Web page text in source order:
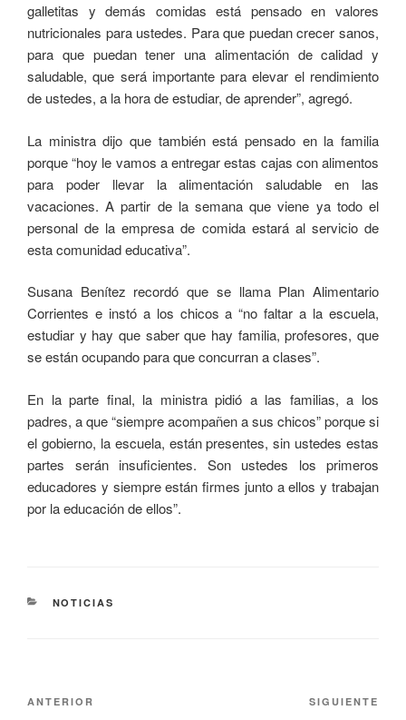
galletitas y demás comidas está pensado en valores
nutricionales para ustedes. Para que puedan crecer sanos,
para que puedan tener una alimentación de calidad y
saludable, que será importante para elevar el rendimiento
de ustedes, a la hora de estudiar, de aprender”, agregó.
La ministra dijo que también está pensado en la familia
porque “hoy le vamos a entregar estas cajas con alimentos
para poder llevar la alimentación saludable en las
vacaciones. A partir de la semana que viene ya todo el
personal de la empresa de comida estará al servicio de
esta comunidad educativa”.
Susana Benítez recordó que se llama Plan Alimentario
Corrientes e instó a los chicos a “no faltar a la escuela,
estudiar y hay que saber que hay familia, profesores, que
se están ocupando para que concurran a clases”.
En la parte final, la ministra pidió a las familias, a los
padres, a que “siempre acompañen a sus chicos” porque si
el gobierno, la escuela, están presentes, sin ustedes estas
partes serán insuficientes. Son ustedes los primeros
educadores y siempre están firmes junto a ellos y trabajan
por la educación de ellos”.
NOTICIAS
ANTERIOR SIGUIENTE